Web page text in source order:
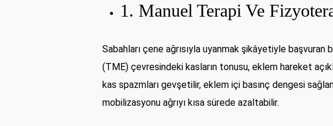
1. Manuel Terapi Ve
Sabahları çene ağrısıyla uyanmak şikâyetiyle
(TME) çevresindeki kasların tonusu, eklem hareket
kas spazmları gevşetilir, eklem içi basınç dengesi
mobilizasyonu ağrıyı kısa sürede azaltabilir.